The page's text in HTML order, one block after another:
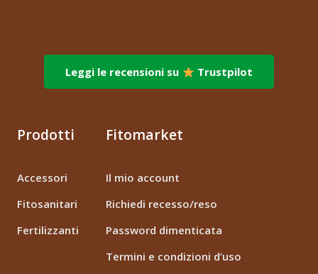
Leggi le recensioni su Trustpilot
Prodotti
Accessori
Fitosanitari
Fertilizzanti
Fitomarket
Il mio account
Richiedi recesso/reso
Password dimenticata
Termini e condizioni d’uso